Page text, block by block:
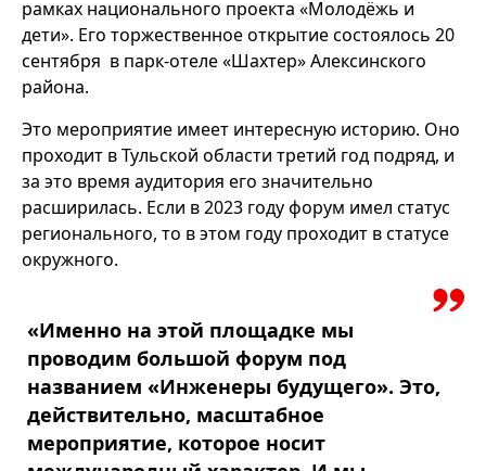
рамках национального проекта «Молодёжь и
дети». Его торжественное открытие состоялось 20
сентября в парк-отеле «Шахтер» Алексинского
района.
Это мероприятие имеет интересную историю. Оно
проходит в Тульской области третий год подряд, и
за это время аудитория его значительно
расширилась. Если в 2023 году форум имел статус
регионального, то в этом году проходит в статусе
окружного.
«Именно на этой площадке мы
проводим большой форум под
названием «Инженеры будущего». Это,
действительно, масштабное
мероприятие, которое носит